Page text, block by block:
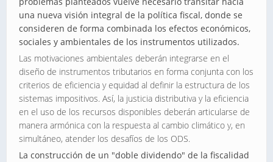
una nueva visión integral de la política fiscal, donde se
consideren de forma combinada los efectos económicos,
sociales y ambientales de los instrumentos utilizados.
Las motivaciones ambientales deberán integrarse en el
diseño de instrumentos tributarios en forma conjunta con los
criterios de eficiencia y equidad al definir la estructura de los
sistemas impositivos. Así, la justicia distributiva y la eficiencia
en el uso de los recursos disponibles deberán articularse de
manera armónica con la respuesta al cambio climático y, en
simultáneo, atender los desafíos de los ODS.
La construcción de un "doble dividendo" de la fiscalidad